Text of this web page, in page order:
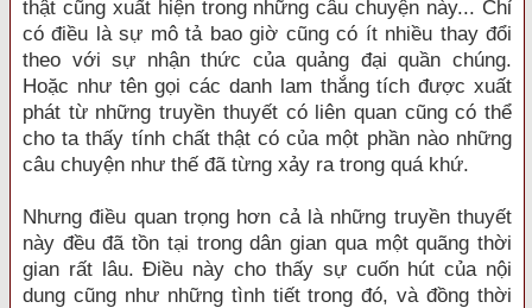
thật cũng xuất hiện trong những câu chuyện này... Chỉ
có điều là sự mô tả bao giờ cũng có ít nhiều thay đổi
theo với sự nhận thức của quảng đại quần chúng.
Hoặc như tên gọi các danh lam thắng tích được xuất
phát từ những truyền thuyết có liên quan cũng có thể
cho ta thấy tính chất thật có của một phần nào những
câu chuyện như thế đã từng xảy ra trong quá khứ.
Nhưng điều quan trọng hơn cả là những truyền thuyết
này đều đã tồn tại trong dân gian qua một quãng thời
gian rất lâu. Điều này cho thấy sự cuốn hút của nội
dung cũng như những tình tiết trong đó, và đồng thời